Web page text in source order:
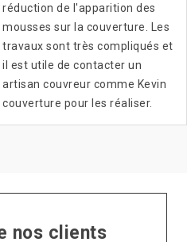
réduction de l'apparition des
mousses sur la couverture. Les
travaux sont très compliqués et
il est utile de contacter un
artisan couvreur comme Kevin
couverture pour les réaliser.
nos clients